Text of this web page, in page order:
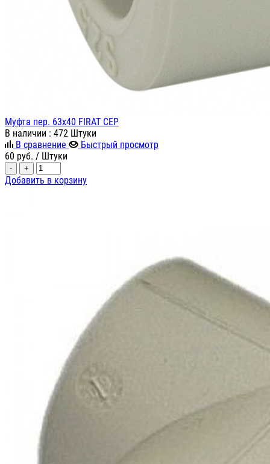
Муфта пер. 63х40 FIRAT СЕР
В наличии : 472 Штуки
В сравнение
Быстрый просмотр
60 руб. / Штуки
- +
Добавить в корзину